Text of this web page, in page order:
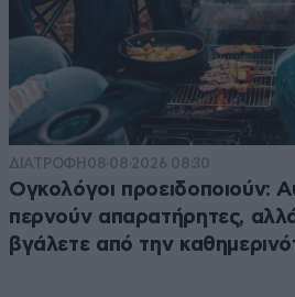
ΔΙΑΤΡΟΦΗ 08·08·2026 08:30
Ογκολόγοι προειδοποιούν:
περνούν απαρατήρητες,
βγάλετε από την